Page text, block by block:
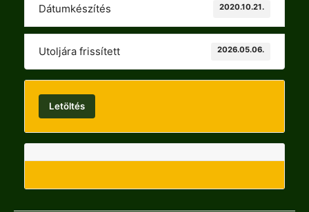
Dátumkészítés 2020.10.21.
Utoljára frissített 2026.05.06.
Letöltés